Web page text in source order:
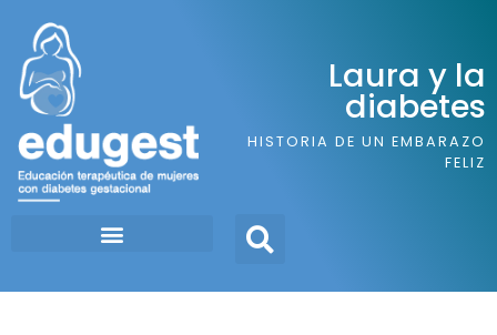
Laura y la
diabetes
HISTORIA DE UN EMBARAZO
FELIZ